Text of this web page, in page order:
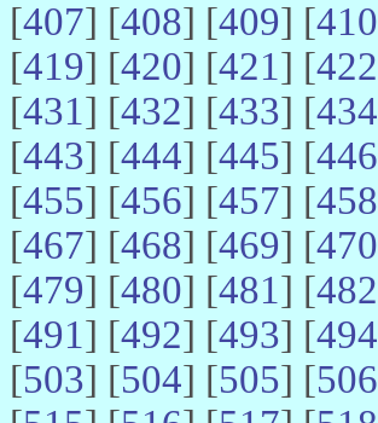
[407] [408] [409] [410
[419] [420] [421] [422
[431] [432] [433] [434
[443] [444] [445] [446
[455] [456] [457] [458
[467] [468] [469] [470
[479] [480] [481] [482
[491] [492] [493] [494
[503] [504] [505] [506